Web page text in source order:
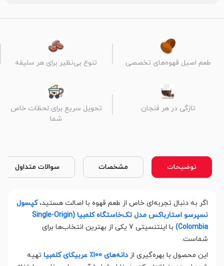
طعم اصیل قهوه‌های تخصصی تنوع بی‌نظیر برای هر سلیقه
تازگی در هر فنجان
تحویل سریع برای لحظات خاص
شما
توضیحات مشخصات سوالات متداول
اگر به دنبال تجربه‌ای خاص از طعم قهوه با اصالت هستید،کپسول
نسپرسو استارباکس مدل تک‌خاستگاه کلمبیا (Single-Origin
Colombia)
با اینتنسیتی 7 یکی از بهترین انتخاب‌ها برای
شماست.
این محصول با بهره‌گیری از دانه‌های 100٪ عربیکای کلمبیا
تهیه